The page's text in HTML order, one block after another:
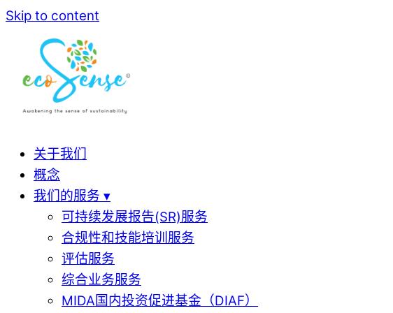
Skip to content
关于我们
概念
我们的服务 ▾
可持续发展报告(SR)服务
合规性和技能培训服务
评估服务
综合业务服务
MIDA国内投资促进基金（DIAF）